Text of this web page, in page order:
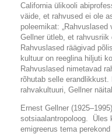
California ülikooli
väide, et rahvused ei ole
poleemikat:
Gellner ütleb, et
Rahvuslased räägivad
kultuur on reeglina hiljuti
Rahvuslased nimetavad
rõhutab selle
rahvakultuuri, Gellner
Ernest Gellner
sotsiaalantropoloog. Üles
emigreerus tema